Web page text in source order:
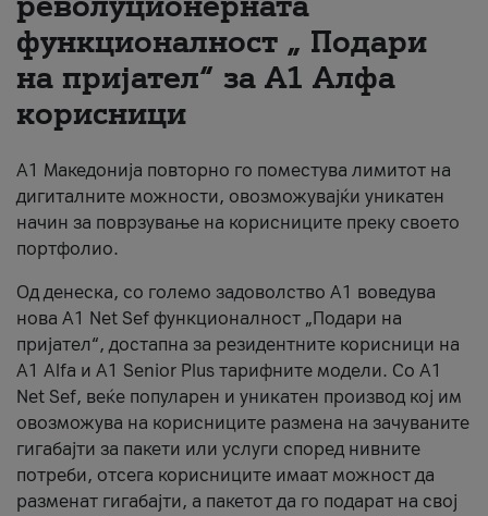
За нас
#ПодобарОнлајн
функционалност „ Подари
на пријател“ за А1 Алфа
корисници
А1 Македонија повторно го поместува лимитот на
дигиталните можности, овозможувајќи уникатен
начин за поврзување на корисниците преку своето
портфолио.
Од денеска, со големо задоволство А1 воведува
нова A1 Net Sef функционалност „Подари на
пријател“, достапна за резидентните корисници на
А1 Alfa и A1 Senior Plus тарифните модели. Со A1
Net Sef, веќе популарен и уникатен производ кој им
овозможува на корисниците размена на зачуваните
гигабајти за пакети или услуги според нивните
потреби, отсега корисниците имаат можност да
разменат гигабајти, а пакетот да го подарат на свој